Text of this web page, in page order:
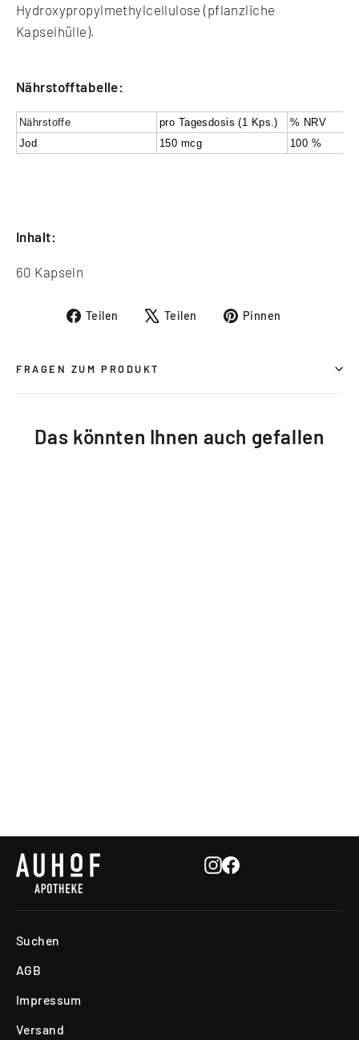
Hydroxypropylmethylcellulose (pflanzliche
Kapselhülle).
Nährstofftabelle:
Nährstoffe pro Tagesdosis (1 Kps.)
% NRV
Jod
150 mcg 100 %
Inhalt:
60 Kapseln
Teilen
Auf
Teilen
Auf
Pinnen
FRAGEN ZUM PRODUKT
Das könnten Ihnen auch gefallen
Instagram
Facebook
Suchen
AGB
Impressum
Versand